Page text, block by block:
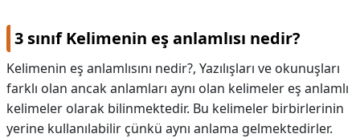
HAMİLELİK
KAPLICALAR
İLETİŞİM
3 sınıf Kelimenin eş anlamlısı nedir?
Kelimenin eş anlamlısını nedir?, Yazılışları ve okunuşları
farklı olan ancak anlamları aynı olan kelimeler eş anlamlı
kelimeler olarak bilinmektedir. Bu kelimeler birbirlerinin
yerine kullanılabilir çünkü aynı anlama gelmektedirler.